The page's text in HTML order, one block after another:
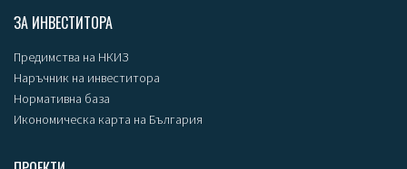
ЗА ИНВЕСТИТОРА
Предимства на НКИЗ
Наръчник на инвеститора
Нормативна база
Икономическа карта на България